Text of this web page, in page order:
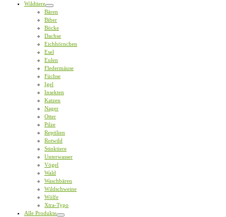
Wildtiere
Bären
Biber
Böcke
Dachse
Eichhörnchen
Esel
Eulen
Fledermäuse
Füchse
Igel
Insekten
Katzen
Nager
Otter
Pilze
Reptilien
Rotwild
Stinktiere
Unterwasser
Vögel
Wald
Waschbären
Wildschweine
Wölfe
Xtra-Typo
Alle Produkte